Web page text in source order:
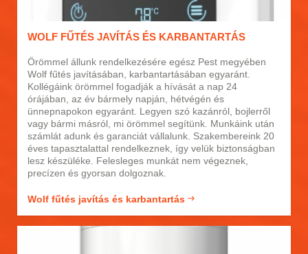
WOLF FŰTÉS JAVÍTÁS ÉS KARBANTARTÁS
Örömmel állunk rendelkezésére egész Pest megyében
Wolf fűtés javításában, karbantartásában egyaránt.
Kollégáink örömmel fogadják a hívását a nap 24
órájában, az év bármely napján, hétvégén és
ünnepnapokon egyaránt. Legyen szó kazánról, bojlerről
vagy bármi másról, mi örömmel segítünk. Munkáink után
számlát adunk és garanciát vállalunk. Szakembereink 20
éves tapasztalattal rendelkeznek, így velük biztonságban
lesz készüléke. Felesleges munkát nem végeznek,
precízen és gyorsan dolgoznak.
Wolf fűtés javítás és karbantartás